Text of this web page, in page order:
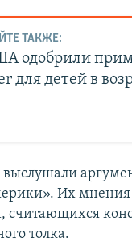
ТАКЖЕ:
одобрили
для детей в
Их мнения
считающихся
толка.